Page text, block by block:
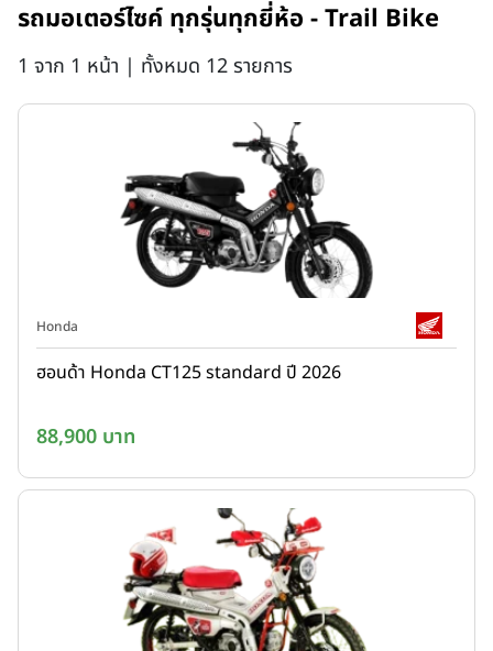
รถมอเตอร์ไซค์ ทุกรุ่นทุกยี่ห้อ - Trail Bike
1 จาก 1 หน้า | ทั้งหมด 12 รายการ
Honda
ฮอนด้า Honda CT125 standard ปี 2026
88,900 บาท